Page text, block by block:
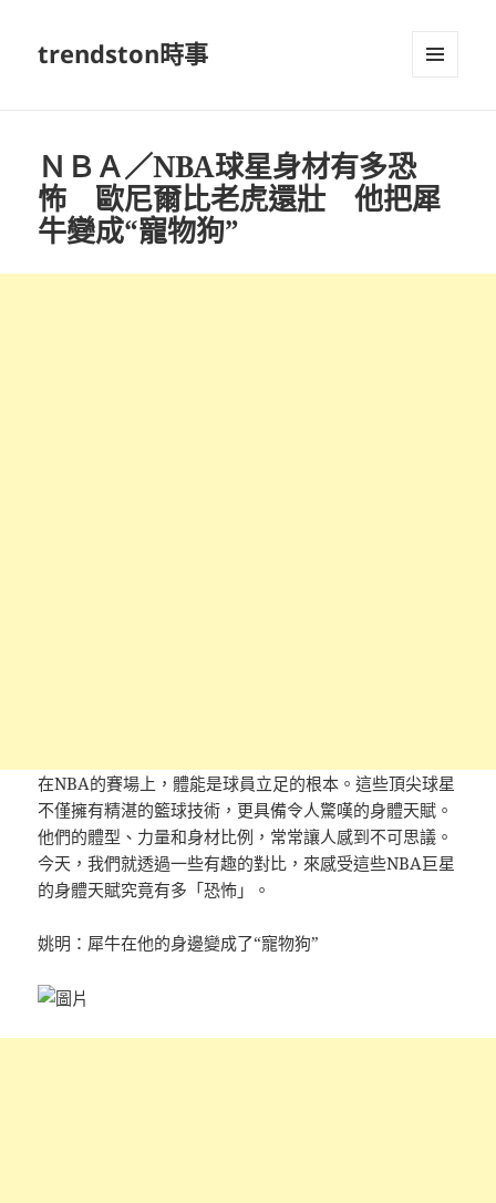
trendston時事
ＮＢＡ／NBA球星身材有多恐
怖 歐尼爾比老虎還壯 他把犀
牛變成“寵物狗”
在NBA的賽場上，體能是球員立足的根本。這些頂尖球星
不僅擁有精湛的籃球技術，更具備令人驚嘆的身體天賦。
他們的體型、力量和身材比例，常常讓人感到不可思議。
今天，我們就透過一些有趣的對比，來感受這些NBA巨星
的身體天賦究竟有多「恐怖」。
姚明：犀牛在他的身邊變成了“寵物狗”